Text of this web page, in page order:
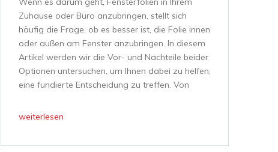
Zuhause oder Büro anzubringen, stellt sich
häufig die Frage, ob es besser ist, die Folie innen
oder außen am Fenster anzubringen. In diesem
Artikel werden wir die Vor- und Nachteile beider
Optionen untersuchen, um Ihnen dabei zu helfen,
eine fundierte Entscheidung zu treffen. Von
weiterlesen